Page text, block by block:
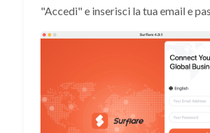
"Accedi" e inserisci la tua email e